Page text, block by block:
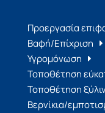
Προεργασία
Βαφή/Επίχριση
Υγρομόνωση
Τοποθέτηση
Τοποθέτηση
Βερνίκια/